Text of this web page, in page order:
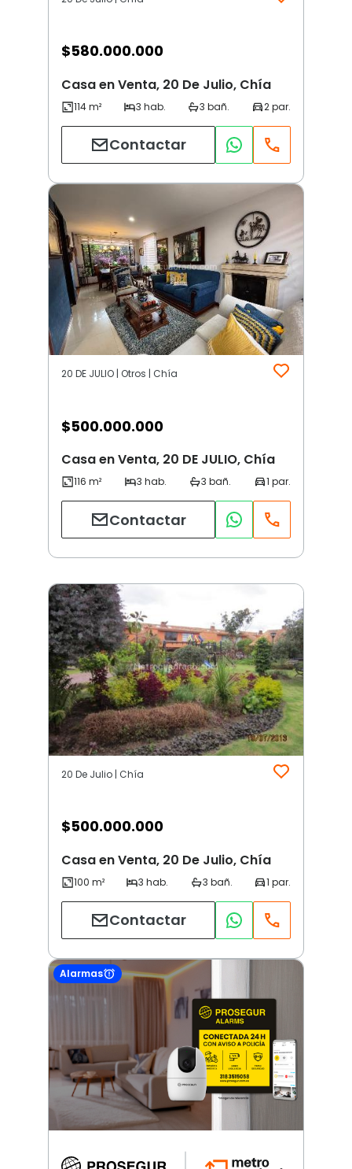
$580.000.000
Casa en Venta, 20 De Julio, Chía
Contactar
20 DE JULIO | Otros | Chía
$500.000.000
Casa en Venta, 20 DE JULIO, Chía
Contactar
20 De Julio | Chía
$500.000.000
Casa en Venta, 20 De Julio, Chía
Contactar
Alarmas